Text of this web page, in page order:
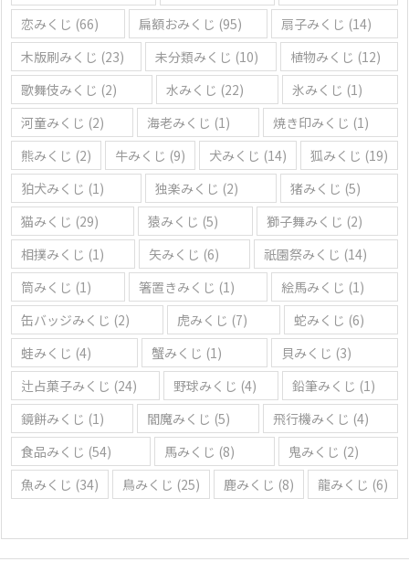
恋みくじ (66) 扁額おみくじ (95) 扇子みくじ (14)
木版刷みくじ (23) 未分類みくじ (10) 植物みくじ (12)
歌舞伎みくじ (2) 水みくじ (22) 氷みくじ (1)
河童みくじ (2) 海老みくじ (1) 焼き印みくじ (1)
熊みくじ (2) 牛みくじ (9) 犬みくじ (14) 狐みくじ (19)
狛犬みくじ (1) 独楽みくじ (2) 猪みくじ (5)
猫みくじ (29) 猿みくじ (5) 獅子舞みくじ (2)
相撲みくじ (1) 矢みくじ (6) 祇園祭みくじ (14)
筒みくじ (1) 箸置きみくじ (1) 絵馬みくじ (1)
缶バッジみくじ (2) 虎みくじ (7) 蛇みくじ (6)
蛙みくじ (4) 蟹みくじ (1) 貝みくじ (3)
辻占菓子みくじ (24) 野球みくじ (4) 鉛筆みくじ (1)
鏡餅みくじ (1) 閻魔みくじ (5) 飛行機みくじ (4)
食品みくじ (54) 馬みくじ (8) 鬼みくじ (2)
魚みくじ (34) 鳥みくじ (25) 鹿みくじ (8) 龍みくじ (6)